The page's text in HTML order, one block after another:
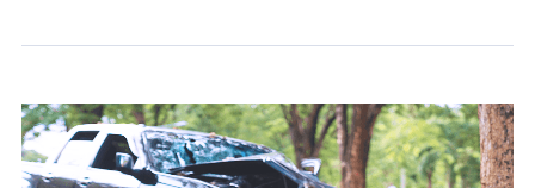
をお送りするため
分析するため
当社の対応品質向上やお問い合わせ内容の正確な把握のため
個人情報保護管理者の職名、連絡先